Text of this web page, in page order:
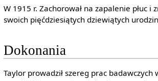
W 1915 r. Zachorował na zapalenie płuc i
swoich pięćdziesiątych dziewiątych
Dokonania
Taylor prowadził szereg prac badawczych